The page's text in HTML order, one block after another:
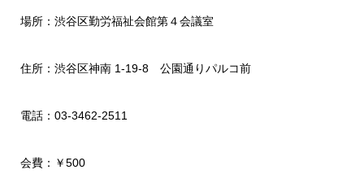
場所：渋谷区勤労福祉会館第４会議室
住所：渋谷区神南 1-19-8 公園通りパルコ前
電話：03-3462-2511
会費：￥500